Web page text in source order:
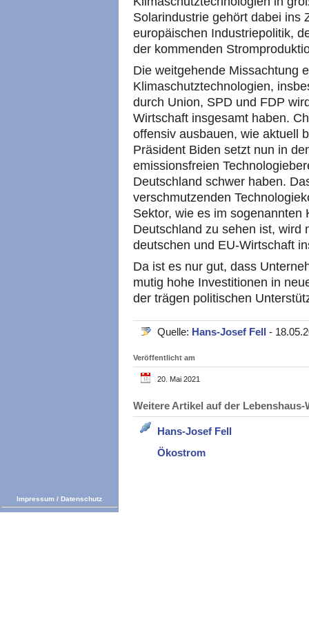
Solarindustrie gehört dabei ins
europäischen Industriepolitik,
der kommenden
Die weitgehende Missachtung
Klimaschutztechnologien,
durch Union, SPD und FDP
Wirtschaft insgesamt haben.
offensiv ausbauen, wie aktuell
Präsident Biden setzt nun in
emissionsfreien
Deutschland schwer haben.
verschmutzenden
Sektor, wie es im sogenannten
Deutschland zu sehen ist, wird
deutschen und EU-Wirtschaft
Da ist es nur gut, dass
mutig hohe Investitionen in
der trägen politischen
Quelle: Hans-Josef Fell -
Veröffentlicht am
20. Mai 2021
Weitere Artikel auf der
Hans-Josef Fell
Ökostrom
Impressum / Datenschutz